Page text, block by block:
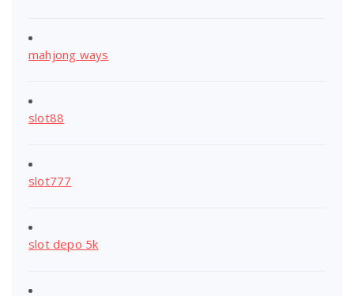
mahjong ways
slot88
slot777
slot depo 5k